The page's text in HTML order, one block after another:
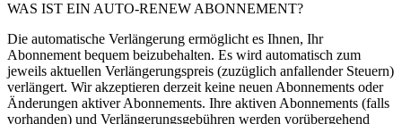
WAS IST EIN AUTO-RENEW ABONNEMENT?
Die automatische Verlängerung ermöglicht es Ihnen, Ihr
Abonnement bequem beizubehalten. Es wird automatisch zum
jeweils aktuellen Verlängerungspreis (zuzüglich anfallender Steuern)
verlängert. Wir akzeptieren derzeit keine neuen Abonnements oder
Änderungen aktiver Abonnements. Ihre aktiven Abonnements (falls
vorhanden) und Verlängerungsgebühren werden vorübergehend